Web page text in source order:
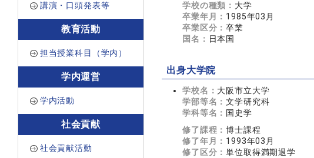
講演・口頭発表等
教育活動
担当授業科目（学内）
学内運営
学内活動
社会貢献
社会貢献活動
学校の種類： 大学
卒業年月： 1985年03月
卒業区分：卒業
国名： 日本国
出身大学院
学校名： 大阪市立大学
学部等名：文学研究科
学科等名： 国史学
修了課程：博士課程
修了年月： 1993年03月
修了区分：単位取得満期退学